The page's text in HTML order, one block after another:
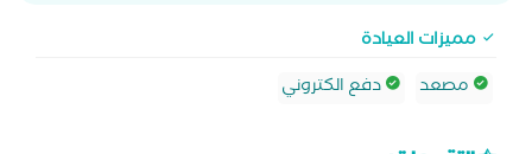
مميزات العيادة
مصعد
دفع الكتروني